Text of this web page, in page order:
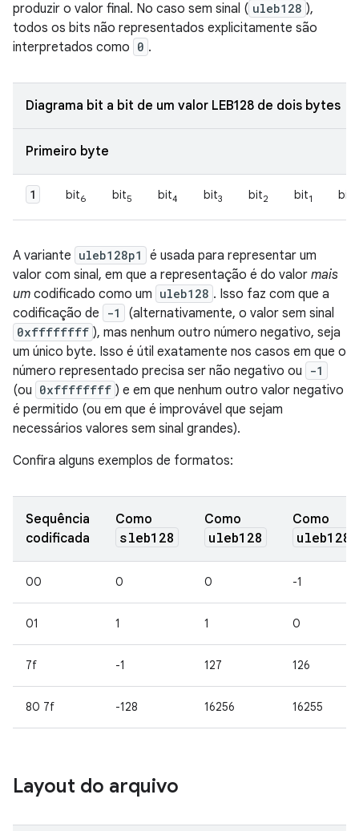
produzir o valor final. No caso sem sinal ( uleb128 ),
todos os bits não representados explicitamente são
interpretados como 0 .
Diagrama bit a bit de um valor LEB128 de dois bytes
Primeiro byte
1 bit6 bit5 bit4 bit3 bit2 bit1 bit
A variante uleb128p1
é usada para representar um
valor com sinal, em que a representação é do valor mais
um codificado como um uleb128 . Isso faz com que a
codificação de
-1 (alternativamente, o valor sem sinal
0xffffffff ), mas nenhum outro número negativo, seja
um único byte. Isso é útil exatamente nos casos em que o
número representado precisa ser não negativo ou
-1
(ou 0xffffffff ) e em que nenhum outro valor negativo
é permitido (ou em que é improvável que sejam
necessários valores sem sinal grandes).
Confira alguns exemplos de formatos:
Sequência
codificada
Como
sleb128
Como
uleb128
Como
00 0 0 -1
01 1 1 0
7f -1 127 126
80 7f -128 16256 16255
Layout do arquivo